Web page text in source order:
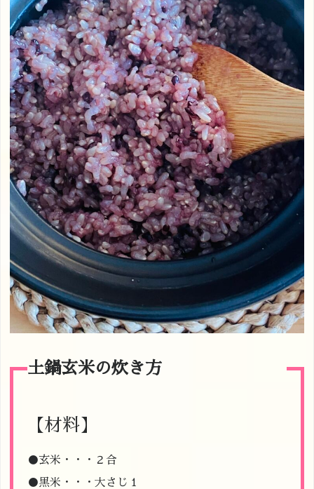
土鍋玄米の炊き方
【材料】
●玄米・・・２合
●黒米・・・大さじ１